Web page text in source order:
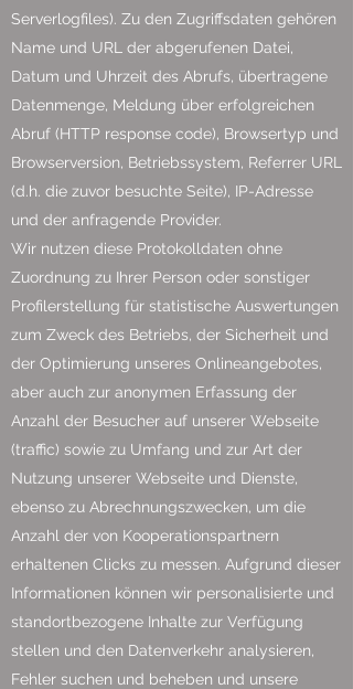
Serverlogfiles). Zu den Zugriffsdaten gehören
Name und URL der abgerufenen Datei,
Datum und Uhrzeit des Abrufs, übertragene
Datenmenge, Meldung über erfolgreichen
Abruf (HTTP response code), Browsertyp und
Browserversion, Betriebssystem, Referrer URL
(d.h. die zuvor besuchte Seite), IP-Adresse
und der anfragende Provider.
Wir nutzen diese Protokolldaten ohne
Zuordnung zu Ihrer Person oder sonstiger
Profilerstellung für statistische Auswertungen
zum Zweck des Betriebs, der Sicherheit und
der Optimierung unseres Onlineangebotes,
aber auch zur anonymen Erfassung der
Anzahl der Besucher auf unserer Webseite
(traffic) sowie zu Umfang und zur Art der
Nutzung unserer Webseite und Dienste,
ebenso zu Abrechnungszwecken, um die
Anzahl der von Kooperationspartnern
erhaltenen Clicks zu messen. Aufgrund dieser
Informationen können wir personalisierte und
standortbezogene Inhalte zur Verfügung
stellen und den Datenverkehr analysieren,
Fehler suchen und beheben und unsere